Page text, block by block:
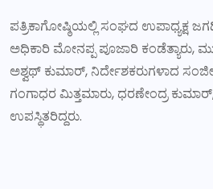
ಪತ್ರಿಕಾಗೋಷ್ಠಿಯಲ್ಲಿ ಸಂಘದ ಉಪಾಧ್ಯಕ್ಷ
ಅಧಿಕಾರಿ ಮೋನಪ್ಪ ಪೂಜಾರಿ ಕಂಡೆತ್ಯಾರು,
ಅಶ್ವಥ್ ಕುಮಾರ್, ನಿರ್ದೇಶಕರುಗಳಾದ
ಗಂಗಾಧರ ಮಿತ್ತಮಾರು, ಧರಣೇಂದ್ರ
ಉಪಸ್ಥಿತರಿದ್ದರು.